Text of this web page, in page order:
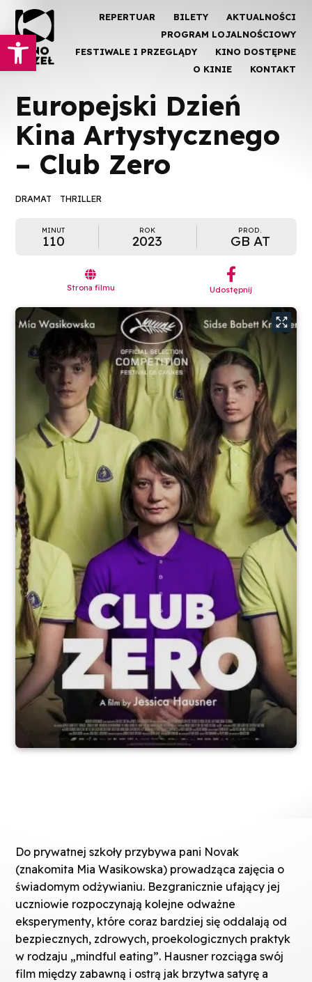
Otwórz pasek narzędzi
REPERTUAR BILETY
AKTUALNOŚCI
PROGRAM LOJALNOŚCIOWY
FESTIWALE I PRZEGLĄDY
KINO DOSTĘPNE
O KINIE
KONTAKT
Europejski Dzień
Kina Artystycznego
– Club Zero
DRAMAT THRILLER
MINUT
110
ROK
2023
PROD.
GB AT

Strona filmu
︁
Udostępnij
Do prywatnej szkoły przybywa pani Novak
(znakomita Mia Wasikowska) prowadząca zajęcia o
świadomym odżywianiu. Bezgranicznie ufający jej
uczniowie rozpoczynają kolejne odważne
eksperymenty, które coraz bardziej się oddalają od
bezpiecznych, zdrowych, proekologicznych praktyk
w rodzaju „mindful eating”. Hausner rozciąga swój
film między zabawną i ostrą jak brzytwa satyrę a